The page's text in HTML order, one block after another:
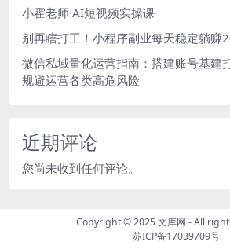
小霍老师·AI短视频实操课
别再瞎打工！小程序副业每天稳定躺赚
微信私域量化运营指南：搭建账号基建
规避运营各类高危风险
近期评论
您尚未收到任何评论。
Copyright © 2025文库网 - All
苏ICP备17039709号